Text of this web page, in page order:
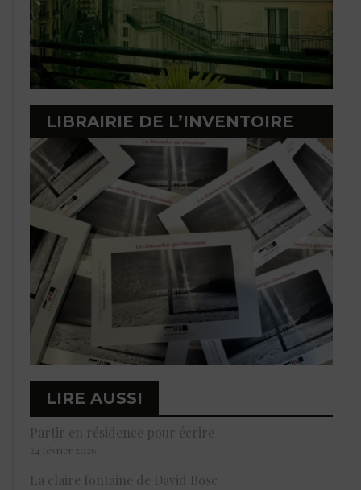
LIBRAIRIE DE L’INVENTOIRE
LIRE AUSSI
Partir en résidence pour écrire
24 février 2026
La claire fontaine de David Bosc